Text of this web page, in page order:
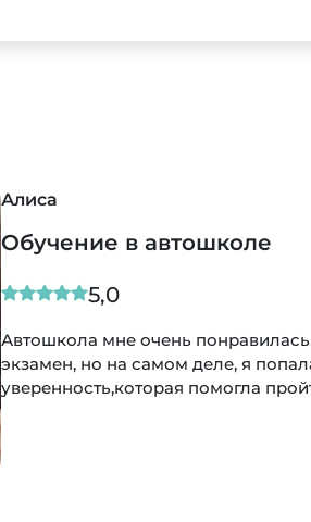
Алиса
Обучение в автошколе
5,0
Автошкола мне очень
экзамен, но на самом деле, я
уверенность,которая помогла